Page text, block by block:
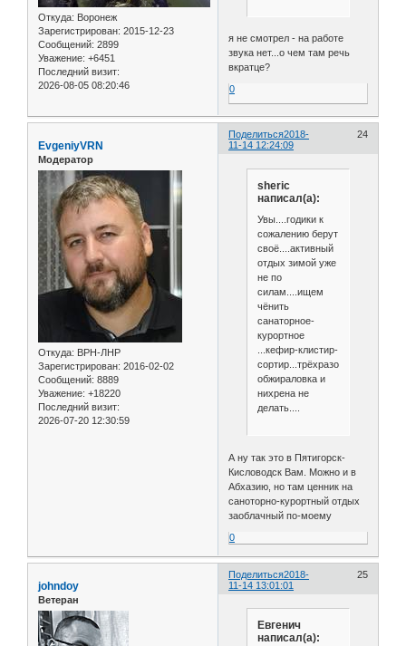
Откуда: Воронеж
Зарегистрирован: 2015-12-23
Сообщений: 2899
Уважение: +6451
Последний визит:
2026-08-05 08:20:46
я не смотрел - на работе
звука нет...о чем там речь
вкратце?
0
Поделиться 24
2018-
11-14 12:24:09
EvgeniyVRN
Модератор
Откуда: ВРН-ЛНР
Зарегистрирован: 2016-02-02
Сообщений: 8889
Уважение: +18220
Последний визит:
2026-07-20 12:30:59
sheric
написал(а):
Увы....годики к
сожалению берут
своё....активный
отдых зимой уже
не по
силам....ищем
чёнить
санаторное-
курортное
...кефир-клистир-
сортир...трёхразовая
обжираловка и
нихрена не
делать....
А ну так это в Пятигорск-
Кисловодск Вам. Можно и в
Абхазию, но там ценник на
саноторно-курортный отдых
заоблачный по-моему
0
Поделиться 25
2018-
11-14 13:01:01
johndoy
Ветеран
Евгенич
написал(а):